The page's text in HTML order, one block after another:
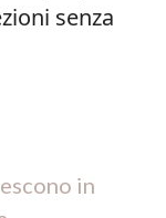
senza
in